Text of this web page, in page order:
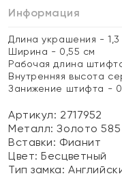
Информация
Длина украшения - 1,3
Ширина - 0,55 см
Рабочая длина
Внутренняя высота
Занижение штифта -
Артикул: 2717952
Металл:Золото 585
Вставки: Фианит
Цвет:Бесцветный
Тип замка: